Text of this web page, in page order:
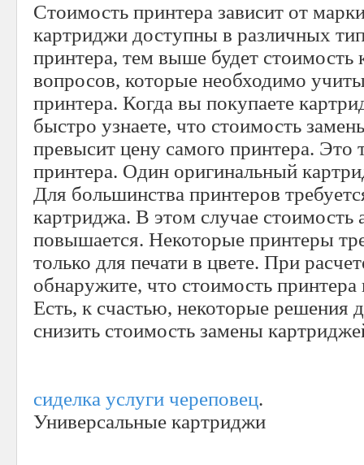
Стоимость принтера зависит от
картриджи доступны в различных
принтера, тем выше будет стоимость
вопросов, которые необходимо
принтера. Когда вы покупаете
быстро узнаете, что стоимость
превысит цену самого принтера. Это
принтера. Один оригинальный
Для большинства принтеров
картриджа. В этом случае стоимость
повышается. Некоторые принтеры
только для печати в цвете. При
обнаружите, что стоимость
Есть, к счастью, некоторые решения
снизить стоимость замены
сиделка услуги череповец.
Универсальные картриджи